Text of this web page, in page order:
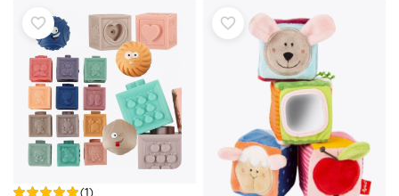
(1)